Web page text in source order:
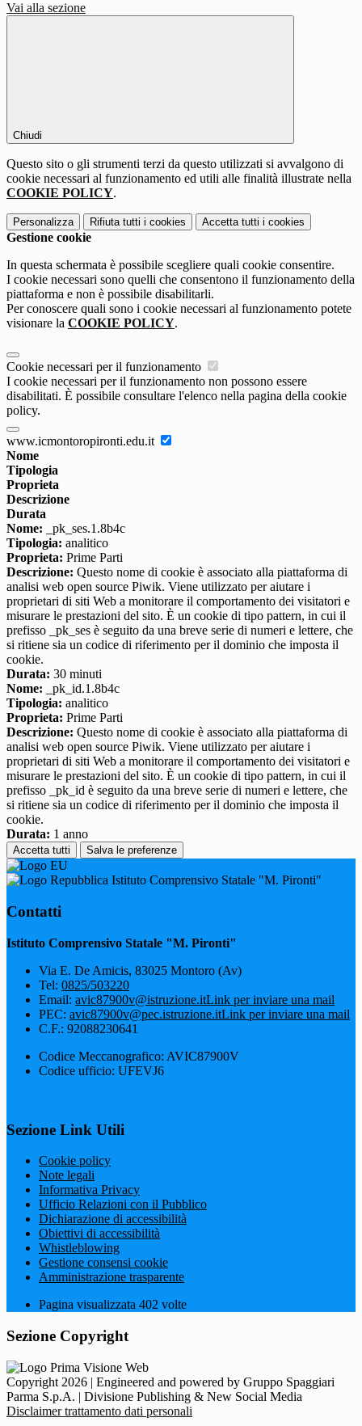
Vai alla sezione
Chiudi
Questo sito o gli strumenti terzi da questo utilizzati si avvalgono di
cookie necessari al funzionamento ed utili alle finalità illustrate nella
COOKIE POLICY.
Personalizza Rifiuta tutti i cookies Accetta tutti i cookies
Gestione cookie
In questa schermata è possibile scegliere quali cookie consentire.
I cookie necessari sono quelli che consentono il funzionamento della
piattaforma e non è possibile disabilitarli.
Per conoscere quali sono i cookie necessari al funzionamento potete
visionare la COOKIE POLICY.
Cookie necessari per il funzionamento
I cookie necessari per il funzionamento non possono essere
disabilitati. È possibile consultare l'elenco nella pagina della cookie
policy.
www.icmontoropironti.edu.it
Nome
Tipologia
Proprieta
Descrizione
Durata
Nome: _pk_ses.1.8b4c
Tipologia: analitico
Proprieta: Prime Parti
Descrizione: Questo nome di cookie è associato alla piattaforma di
analisi web open source Piwik. Viene utilizzato per aiutare i
proprietari di siti Web a monitorare il comportamento dei visitatori e
misurare le prestazioni del sito. È un cookie di tipo pattern, in cui il
prefisso _pk_ses è seguito da una breve serie di numeri e lettere, che
si ritiene sia un codice di riferimento per il dominio che imposta il
cookie.
Durata: 30 minuti
Nome: _pk_id.1.8b4c
Tipologia: analitico
Proprieta: Prime Parti
Descrizione: Questo nome di cookie è associato alla piattaforma di
analisi web open source Piwik. Viene utilizzato per aiutare i
proprietari di siti Web a monitorare il comportamento dei visitatori e
misurare le prestazioni del sito. È un cookie di tipo pattern, in cui il
prefisso _pk_id è seguito da una breve serie di numeri e lettere, che
si ritiene sia un codice di riferimento per il dominio che imposta il
cookie.
Durata: 1 anno
Accetta tutti Salva le preferenze
Istituto Comprensivo Statale "M. Pironti"
Contatti
Istituto Comprensivo Statale "M. Pironti"
Via E. De Amicis, 83025 Montoro (Av)
Tel: 0825/503220
Email: avic87900v@istruzione.itLink per inviare una mail
PEC: avic87900v@pec.istruzione.itLink per inviare una mail
C.F.: 92088230641
Codice Meccanografico: AVIC87900V
Codice ufficio: UFEVJ6
Sezione Link Utili
Cookie policy
Note legali
Informativa Privacy
Ufficio Relazioni con il Pubblico
Dichiarazione di accessibilità
Obiettivi di accessibilità
Whistleblowing
Gestione consensi cookie
Amministrazione trasparente
Pagina visualizzata 402 volte
Sezione Copyright
Copyright 2026 | Engineered and powered by Gruppo Spaggiari
Parma S.p.A. | Divisione Publishing & New Social Media
Disclaimer trattamento dati personali